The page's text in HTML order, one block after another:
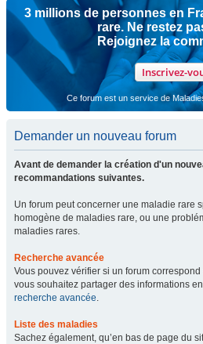
3 millions de personnes en
rare. Ne restez
Rejoignez la
Inscrivez-
Ce forum est un service de
Demander un nouveau forum
Avant de demander la création d'un
recommandations suivantes.
Un forum peut concerner une maladie rare
homogène de maladies rare, ou une
maladies rares.
Recherche avancée
Vous pouvez vérifier si un forum
vous souhaitez partager des informations
recherche avancée.
Liste des maladies
Sachez également, qu’en bas de page du